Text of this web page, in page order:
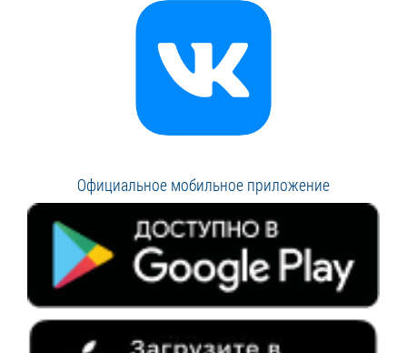
Официальное мобильное приложение